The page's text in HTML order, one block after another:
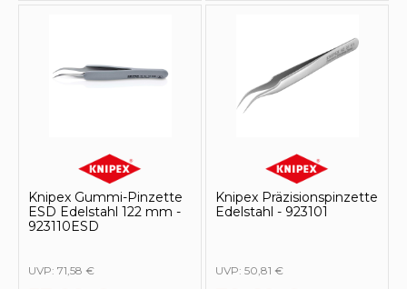
Knipex Gummi-Pinzette
ESD Edelstahl 122 mm -
923110ESD
UVP: 71,58 €
Knipex Präzisionspinzette
Edelstahl - 923101
UVP: 50,81 €